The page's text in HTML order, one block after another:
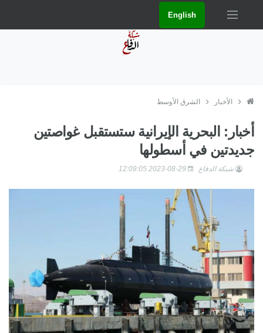
English
الأخبار الشرق الأوسط
أخبار: البحرية الإيرانية ستستقبل غواصتين
جديدتين في أسطولها
شبكة الدفاع